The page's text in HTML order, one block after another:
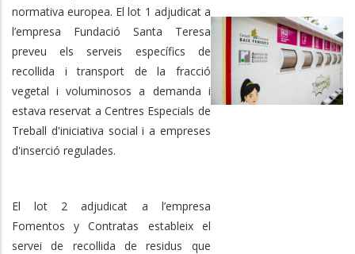
normativa europea. El lot 1 adjudicat a
l’empresa Fundació Santa Teresa
preveu els serveis específics de
recollida i transport de la fracció
vegetal i voluminosos a demanda i
estava reservat a Centres Especials de
Treball d'iniciativa social i a empreses
d'inserció regulades.
El lot 2 adjudicat a l’empresa
Fomentos y Contratas estableix el
servei de recollida de residus que